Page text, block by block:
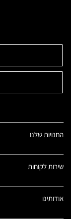
החנויות שלנו
שירות לקוחות
אודותינו